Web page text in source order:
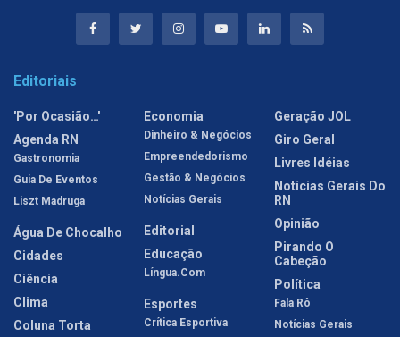
Editoriais
'Por Ocasião…'
Agenda RN
Gastronomia
Guia De Eventos
Liszt Madruga
Água De Chocalho
Cidades
Ciência
Clima
Coluna Torta
Economia
Dinheiro & Negócios
Empreendedorismo
Gestão & Negócios
Notícias Gerais
Editorial
Educação
Língua.com
Esportes
Crítica Esportiva
Geração JOL
Giro Geral
Livres Idéias
Notícias Gerais Do
RN
Opinião
Pirando O
Cabeção
Política
Fala Rô
Notícias Gerais